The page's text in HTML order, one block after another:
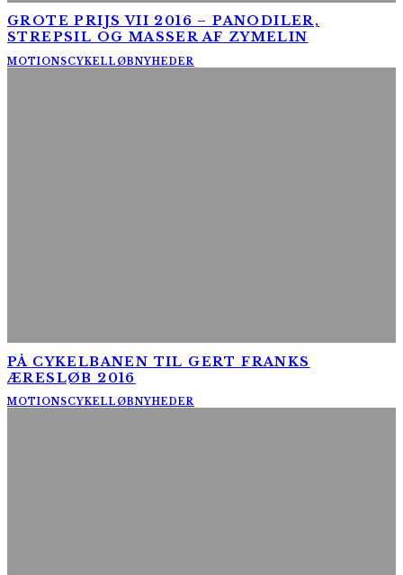
GROTE PRIJS VII 2016 – PANODILER,
STREPSIL OG MASSER AF ZYMELIN
MOTIONSCYKELLØBNYHEDER
PÅ CYKELBANEN TIL GERT FRANKS
ÆRESLØB 2016
MOTIONSCYKELLØBNYHEDER